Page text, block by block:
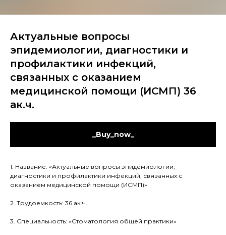
Актуальные вопросы
эпидемиологии, диагностики и
профилактики инфекций,
связанных с оказанием
медицинской помощи (ИСМП) 36
ак.ч.
_Buy_now_
1. Название: «Актуальные вопросы эпидемиологии,
диагностики и профилактики инфекций, связанных с
оказанием медицинской помощи (ИСМП)»
2. Трудоемкость: 36 ак.ч.
3. Специальность: «Стоматология общей практики»